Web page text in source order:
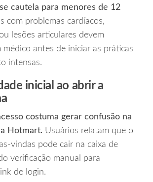
cautela para menores de 12
com problemas cardíacos,
lesões articulares devem
médico antes de iniciar as práticas
intensas.
inicial ao abrir a
costuma gerar confusão na
Hotmart. Usuários relatam que o
pode cair na caixa de
verificação manual para
de login.